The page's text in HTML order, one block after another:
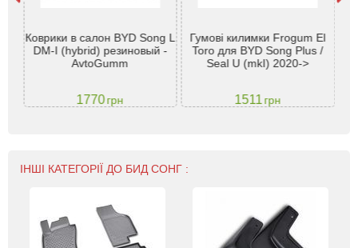
Коврики в салон BYD Song L
DM-I (hybrid) резиновый -
AvtoGumm
1770грн
Гумові килимки Frogum El
Toro для BYD Song Plus /
Seal U (mkI) 2020->
1511грн
ІНШІ КАТЕГОРІЇ ДО БИД СОНГ :